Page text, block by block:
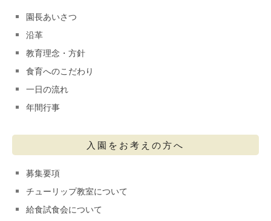
園長あいさつ
沿革
教育理念・方針
食育へのこだわり
一日の流れ
年間行事
入園をお考えの方へ
募集要項
チューリップ教室について
給食試食会について